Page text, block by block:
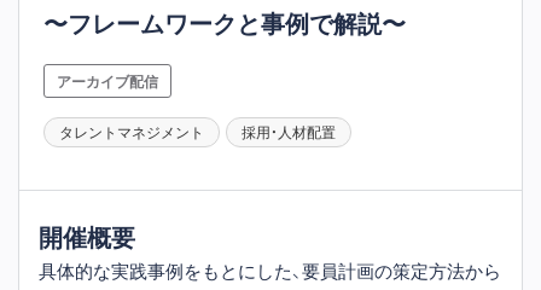
〜フレームワークと事例で解説〜
アーカイブ配信
タレントマネジメント 採用・人材配置
開催概要
具体的な実践事例をもとにした、要員計画の策定方法から